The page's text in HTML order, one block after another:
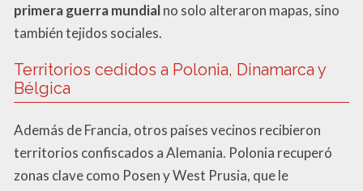
primera guerra mundialno solo alteraron mapas, sino
también tejidos sociales.
Territorios cedidos a Polonia, Dinamarca y
Bélgica
Además de Francia, otros países vecinos recibieron
territorios confiscados a Alemania. Polonia recuperó
zonas clave como Posen y West Prusia, que le